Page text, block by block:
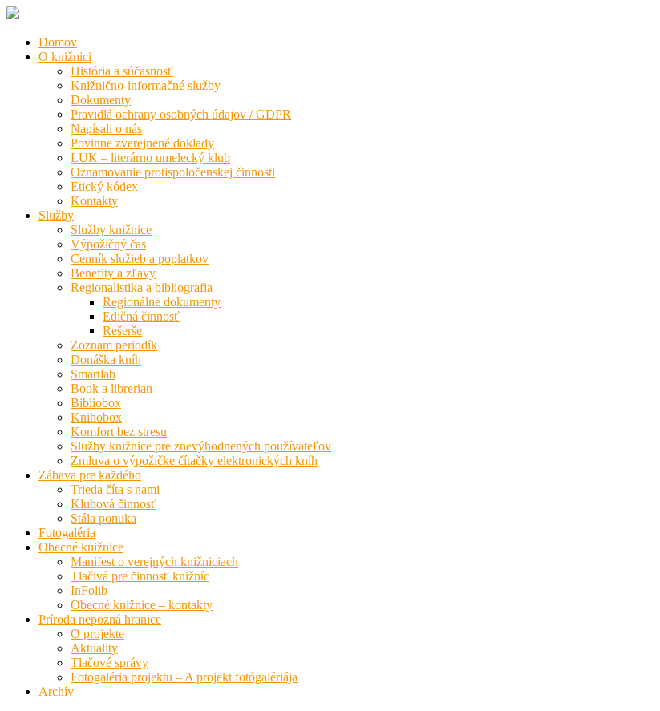
Domov
O knižnici
História a súčasnosť
Knižnično-informačné služby
Dokumenty
Pravidlá ochrany osobných údajov / GDPR
Napísali o nás
Povinne zverejnené doklady
LUK – literárno umelecký klub
Oznamovanie protispoločenskej činnosti
Etický kódex
Kontakty
Služby
Služby knižnice
Výpožičný čas
Cenník služieb a poplatkov
Benefity a zľavy
Regionalistika a bibliografia
Regionálne dokumenty
Edičná činnosť
Rešerše
Zoznam periodík
Donáška kníh
Smartlab
Book a librerian
Bibliobox
Knihobox
Komfort bez stresu
Služby knižnice pre znevýhodnených používateľov
Zmluva o výpožičke čítačky elektronických kníh
Zábava pre každého
Trieda číta s nami
Klubová činnosť
Stála ponuka
Fotogaléria
Obecné knižnice
Manifest o verejných knižniciach
Tlačivá pre činnosť knižníc
InFolib
Obecné knižnice – kontakty
Príroda nepozná hranice
O projekte
Aktuality
Tlačové správy
Fotogaléria projektu – A projekt fotógalériája
Archív